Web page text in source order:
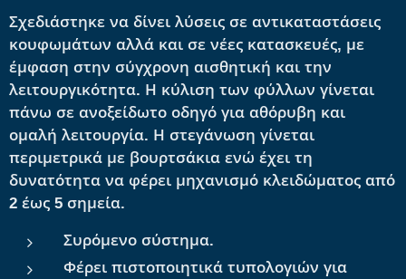
Σχεδιάστηκε να δίνει λύσεις σε αντικαταστάσεις
κουφωμάτων αλλά και σε νέες κατασκευές, με
έμφαση στην σύγχρονη αισθητική και την
λειτουργικότητα. Η κύλιση των φύλλων γίνεται
πάνω σε ανοξείδωτο οδηγό για αθόρυβη και
ομαλή λειτουργία. Η στεγάνωση γίνεται
περιμετρικά με βουρτσάκια ενώ έχει τη
δυνατότητα να φέρει μηχανισμό κλειδώματος από
2 έως 5 σημεία.
Συρόμενο σύστημα.
Φέρει πιστοποιητικά τυπολογιών για